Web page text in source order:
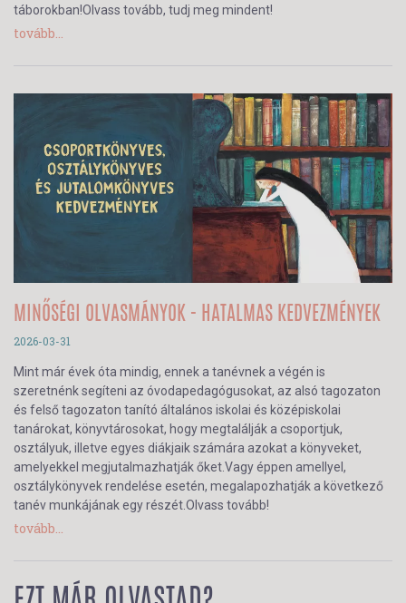
táborokban!Olvass tovább, tudj meg mindent!
tovább...
MINŐSÉGI OLVASMÁNYOK - HATALMAS KEDVEZMÉNYEK
2026-03-31
Mint már évek óta mindig, ennek a tanévnek a végén is
szeretnénk segíteni az óvodapedagógusokat, az alsó tagozaton
és felső tagozaton tanító általános iskolai és középiskolai
tanárokat, könyvtárosokat, hogy megtalálják a csoportjuk,
osztályuk, illetve egyes diákjaik számára azokat a könyveket,
amelyekkel megjutalmazhatják őket.Vagy éppen amellyel,
osztálykönyvek rendelése esetén, megalapozhatják a következő
tanév munkájának egy részét.Olvass tovább!
tovább...